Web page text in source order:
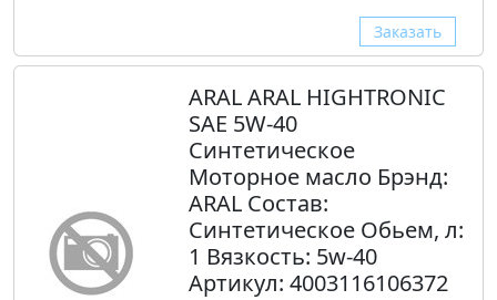
Заказать
ARAL ARAL HIGHTRONIC
SAE 5W-40
Синтетическое
Моторное масло Брэнд:
ARAL Состав:
Синтетическое Обьем, л:
1 Вязкость: 5w-40
Артикул: 4003116106372